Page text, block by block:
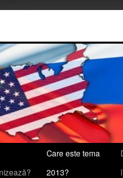
Care este tema
2013?